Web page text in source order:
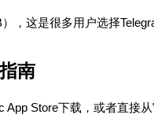
，这是很多用户选择
南
Store下载，或者直接从